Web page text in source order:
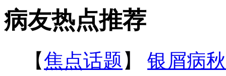
病友热点推荐
【焦点话题 】 银屑病